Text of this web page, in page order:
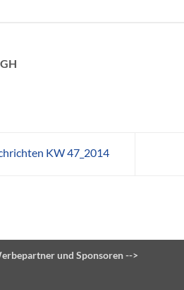
KW 47_2014
und Sponsoren -->